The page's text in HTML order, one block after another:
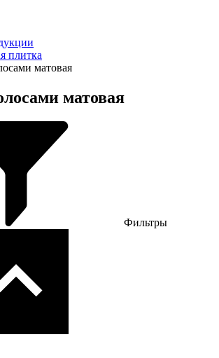
плитка
матовая
матовая
Фильтры